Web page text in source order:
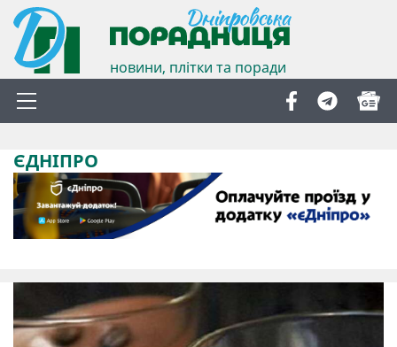
новини, плітки та поради
ЄДНІПРО